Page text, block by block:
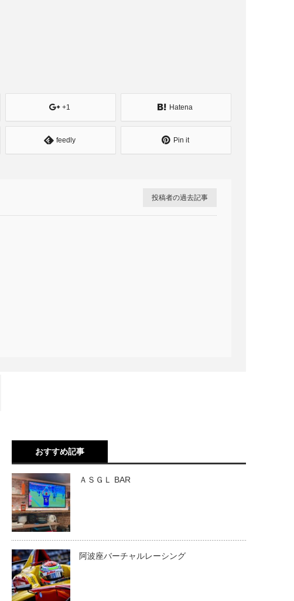
+1 Hatena
feedly Pin it
投稿者の過去記事
おすすめ記事
ＡＳＧＬ BAR
阿波座バーチャルレーシング